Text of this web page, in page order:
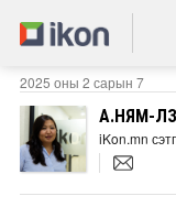
2025 оны 2 сарын 7
А.НЯМ-
iKon.mn